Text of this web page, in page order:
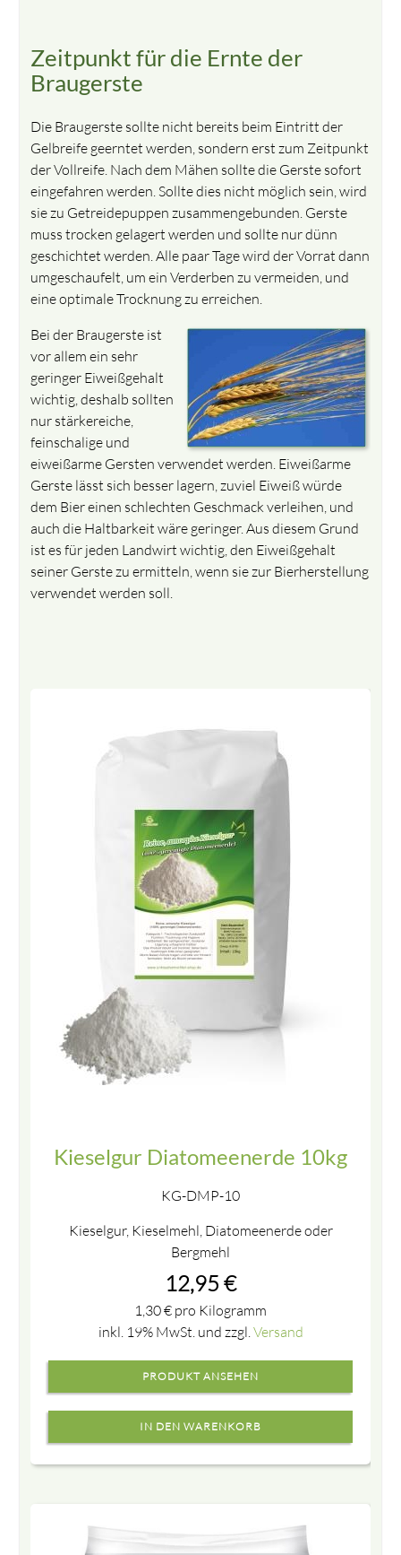
Zeitpunkt für die Ernte der
Braugerste
Die Braugerste sollte nicht bereits beim Eintritt der
Gelbreife geerntet werden, sondern erst zum Zeitpunkt
der Vollreife. Nach dem Mähen sollte die Gerste sofort
eingefahren werden. Sollte dies nicht möglich sein, wird
sie zu Getreidepuppen zusammengebunden. Gerste
muss trocken gelagert werden und sollte nur dünn
geschichtet werden. Alle paar Tage wird der Vorrat dann
umgeschaufelt, um ein Verderben zu vermeiden, und
eine optimale Trocknung zu erreichen.
Bei der Braugerste ist
vor allem ein sehr
geringer Eiweißgehalt
wichtig, deshalb sollten
nur stärkereiche,
feinschalige und
eiweißarme Gersten verwendet werden. Eiweißarme
Gerste lässt sich besser lagern, zuviel Eiweiß würde
dem Bier einen schlechten Geschmack verleihen, und
auch die Haltbarkeit wäre geringer. Aus diesem Grund
ist es für jeden Landwirt wichtig, den Eiweißgehalt
seiner Gerste zu ermitteln, wenn sie zur Bierherstellung
verwendet werden soll.
Kieselgur Diatomeenerde 10kg
KG-DMP-10
Kieselgur, Kieselmehl, Diatomeenerde oder
Bergmehl
12,95 €
1,30€ pro Kilogramm
inkl. 19% MwSt. und zzgl.Versand
PRODUKT ANSEHEN